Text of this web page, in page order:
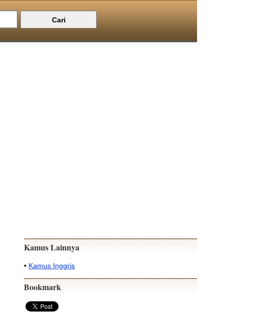
Kamus Lainnya
• Kamus Inggris
Bookmark